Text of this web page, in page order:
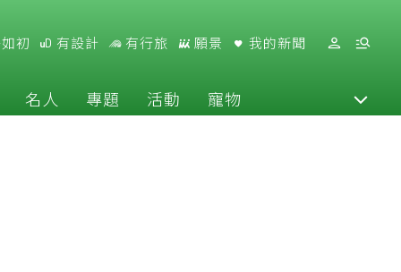
初 有設計 有行旅 願景 我的新聞
名人 專題 活動 寵物